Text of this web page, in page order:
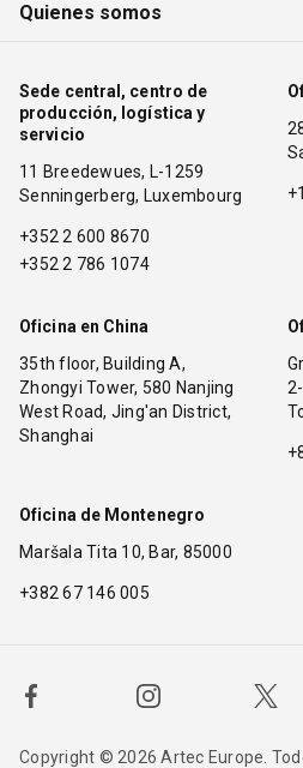
Quienes somos
Sede central, centro de
producción, logística y
servicio
11 Breedewues, L-1259
Senningerberg, Luxembourg
+352 2 600 8670
+352 2 786 1074
Oficina en China
35th floor, Building A,
Zhongyi Tower, 580 Nanjing
West Road, Jing'an District,
Shanghai
Oficina de Montenegro
Maršala Tita 10, Bar, 85000
+382 67 146 005
Copyright © 2026 Artec Europe.